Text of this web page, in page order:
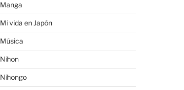
Manga
Mi vida en Japón
Música
Nihon
Nihongo